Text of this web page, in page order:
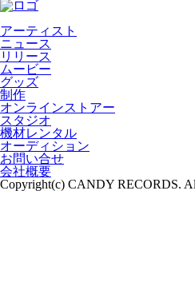
アーティスト
ニュース
リリース
ムービー
グッズ
制作
オンラインストアー
スタジオ
機材レンタル
オーディション
お問い合せ
会社概要
Copyright(c) CANDY RECORDS.